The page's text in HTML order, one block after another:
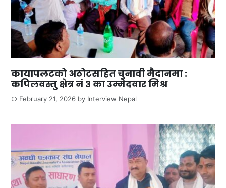
कायापलटको अठोटसहित चुनावी मैदानमा :
कपिलवस्तु क्षेत्र नं ३ का उम्मेदवार मिश्र
February 21, 2026 by Interview Nepal